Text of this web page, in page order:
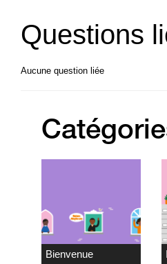
Questions
Aucune question liée
Bienvenue